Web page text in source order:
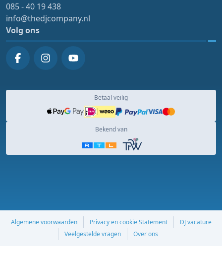
085 - 40 19 438
info@thedjcompany.nl
Volg ons
Betaal veilig
Bekend van
Algemene voorwaarden Privacy en cookie Statement
DJ vacature
Veelgestelde vragen
Over ons